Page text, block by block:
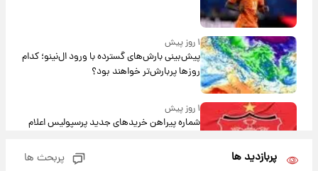
۱ روز پیش
پیش‌بینی بارش‌های گسترده با ورود ال‌نینو؛ کدام
روزها پربارش‌تر خواهند بود؟
۱ روز پیش
شماره پیراهن خریدهای جدید پرسپولیس اعلام
پربازدید ها پربحث ها